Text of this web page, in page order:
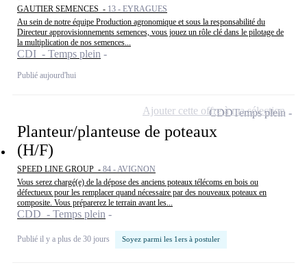
GAUTIER SEMENCES - 13 - EYRAGUES
Au sein de notre équipe Production agronomique et sous la responsabilité du
Directeur approvisionnements semences, vous jouez un rôle clé dans le pilotage de
la multiplication de nos semences...
CDI - Temps plein
Publié aujourd'hui
Planteur/planteuse de poteaux
(H/F)
SPEED LINE GROUP - 84 - AVIGNON
Vous serez chargé(e) de la dépose des anciens poteaux télécoms en bois ou
défectueux pour les remplacer quand nécessaire par des nouveaux poteaux en
composite. Vous préparerez le terrain avant les...
CDD - Temps plein
Publié il y a plus de 30 jours Soyez parmi les 1ers à postuler
CDDTemps plein
Ajouter cette offre à ma sélection